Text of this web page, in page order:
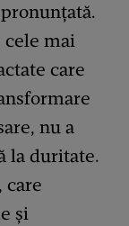
cele mai
care
nu a
la duritate.
care
și